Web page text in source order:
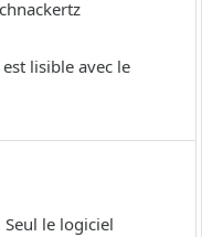
lisible avec le
le logiciel